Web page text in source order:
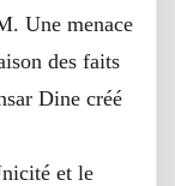
Une menace
des faits
Dine créé
et le